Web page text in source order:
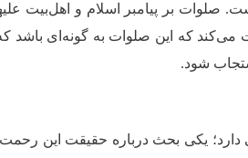
صلوات بر پیامبر اسلام و اهل‌بیت
که این صلوات به گونه‌ای باشد
شود.
دارد؛ یکی بحث درباره حقیقت این